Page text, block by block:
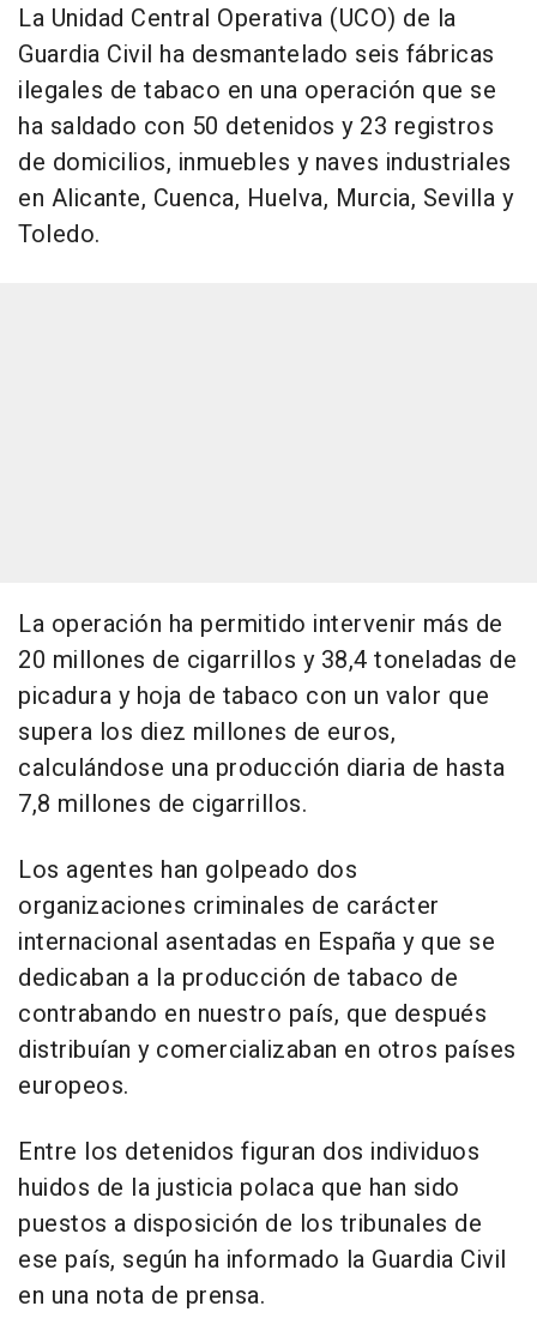
La Unidad Central Operativa (UCO) de la
Guardia Civil ha desmantelado seis fábricas
ilegales de tabaco en una operación que se
ha saldado con 50 detenidos y 23 registros
de domicilios, inmuebles y naves industriales
en Alicante, Cuenca, Huelva, Murcia, Sevilla y
Toledo.
La operación ha permitido intervenir más de
20 millones de cigarrillos y 38,4 toneladas de
picadura y hoja de tabaco con un valor que
supera los diez millones de euros,
calculándose una producción diaria de hasta
7,8 millones de cigarrillos.
Los agentes han golpeado dos
organizaciones criminales de carácter
internacional asentadas en España y que se
dedicaban a la producción de tabaco de
contrabando en nuestro país, que después
distribuían y comercializaban en otros países
europeos.
Entre los detenidos figuran dos individuos
huidos de la justicia polaca que han sido
puestos a disposición de los tribunales de
ese país, según ha informado la Guardia Civil
en una nota de prensa.